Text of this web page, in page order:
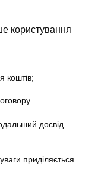
користування
коштів;
досвід
приділяється